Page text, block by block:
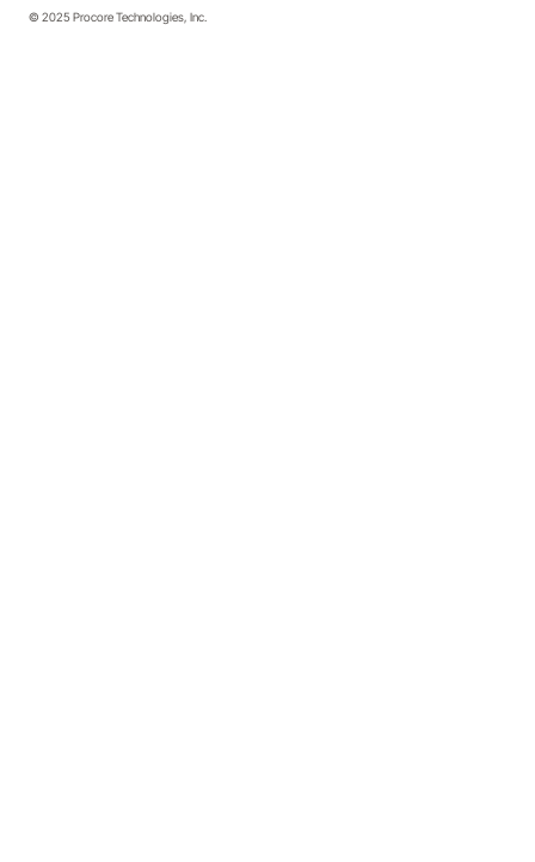
© 2025 Procore Technologies, Inc.